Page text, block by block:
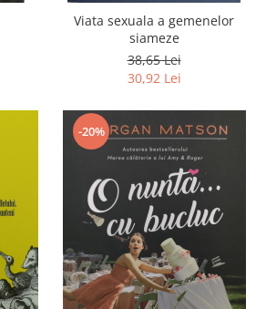
Viata sexuala a gemenelor
siameze
38,65 Lei
30,92 Lei
-20%